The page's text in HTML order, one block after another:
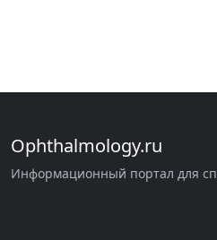
Ophthalmology.ru
Информационный портал для